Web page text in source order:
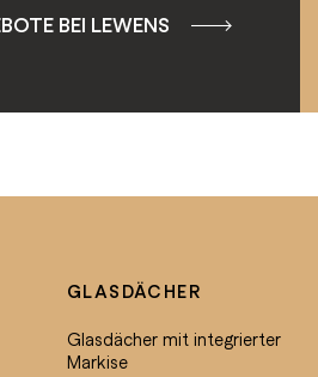
BEI LEWENS
GLASDÄCHER
Glasdächer mit integrierter
Markise